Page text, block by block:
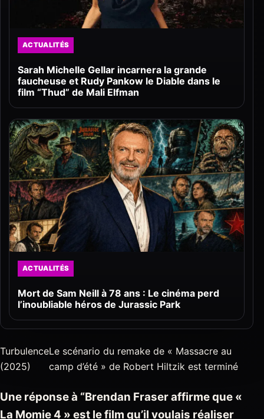
ACTUALITÉS
Sarah Michelle Gellar incarnera la grande
faucheuse et Rudy Pankow le Diable dans le
film “Thud” de Mali Elfman
ACTUALITÉS
Mort de Sam Neill à 78 ans : Le cinéma perd
l’inoubliable héros de Jurassic Park
Turbulence
(2025)
Le scénario du remake de « Massacre au
camp d’été » de Robert Hiltzik est terminé
Une réponse à “Brendan Fraser affirme que «
La Momie 4 » est le film qu’il voulais réaliser